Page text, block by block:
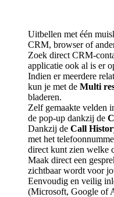
Uitbellen met één
CRM, browser of
Zoek direct CRM-
applicatie ook al is er
Indien er meerdere
kun je met de Multi
bladeren.
Zelf gemaakte velden
de pop-up dankzij de
Dankzij de Call
met het
direct kunt zien welke
Maak direct een
zichtbaar wordt voor
Eenvoudig en veilig
(Microsoft, Google of